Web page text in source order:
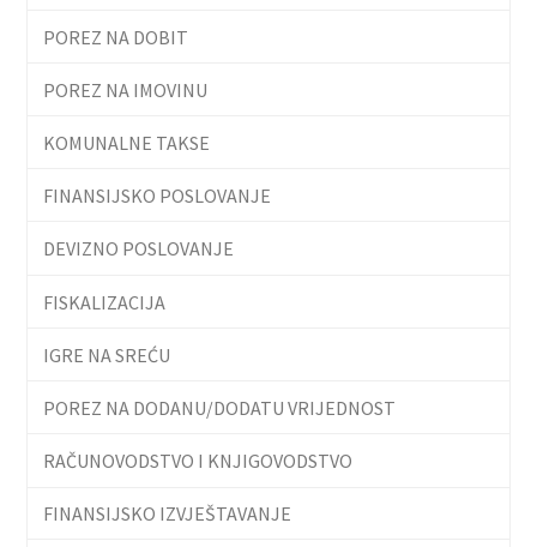
POREZ NA DOBIT
POREZ NA IMOVINU
KOMUNALNE TAKSE
FINANSIJSKO POSLOVANJE
DEVIZNO POSLOVANJE
FISKALIZACIJA
IGRE NA SREĆU
POREZ NA DODANU/DODATU VRIJEDNOST
RAČUNOVODSTVO I KNJIGOVODSTVO
FINANSIJSKO IZVJEŠTAVANJE